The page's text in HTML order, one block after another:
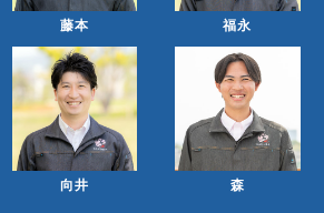
藤本 福永
向井 森